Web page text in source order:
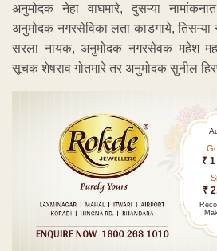
अनुमोदक नेहा वाघमारे, दुसऱ्या
अनुमोदक नगरसेविका लता काडगाये,
सरला नायक, अनुमोदक नगरसेवक महेश
सूचक शेषराव गोतमारे तर अनुमोदक सुनील
₹
₹